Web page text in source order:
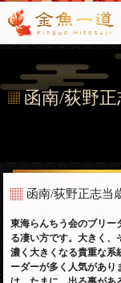
函南/荻野
函南/荻野正志当
東海らんちう会のブリー
る凄い方です。大きく、
濃く大きくなる貴重な系
ーダーが多く人気があり